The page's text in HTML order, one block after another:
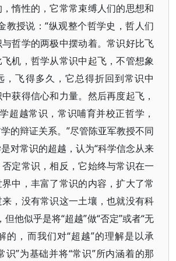
惰性的，它常常束缚人们的思想和
教授说：“纵观整个哲学史，哲人们
哲学的两极中摆动着。常识好比飞
机，哲学从常识中起飞，不管想象
，飞得多久，它总得折回到常识中
获得信心和力量。然后再度起飞，
超越常识，常识哺育并校正哲学，
的辩证关系。”尽管陈亚军教授不同
对常识的超越，认为“科学信念从来
定常识，相反，它始终与常识在一
中，丰富了常识的内容，扩大了常
，没有常识这一土壤，也就没有科
他似乎是将“超越”做“否定”或者“无
的，而我们对“超越”的理解是以承
识”为基础并将“常识”所内涵着的那